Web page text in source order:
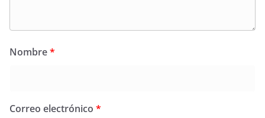
Nombre*
Correo electrónico *